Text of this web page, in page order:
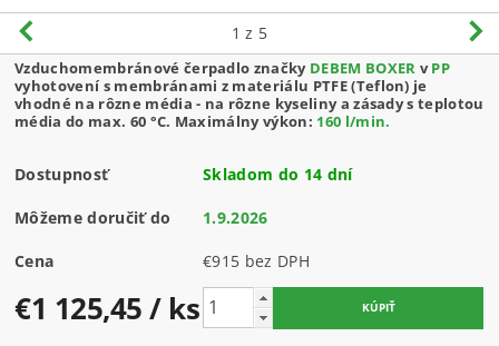
1 z 5
Vzduchomembránové čerpadlo značky DEBEM BOXER vPP
vyhotovení s membránami z materiálu PTFE (Teflon) je
vhodné na rôzne média - na rôzne kyseliny a zásady s teplotou
média do max. 60 °C. Maximálny výkon: 160 l/min.
Dostupnosť Skladom do 14 dní
Môžeme doručiť do 1.9.2026
Cena €915 bez DPH
€1 125,45/ ks